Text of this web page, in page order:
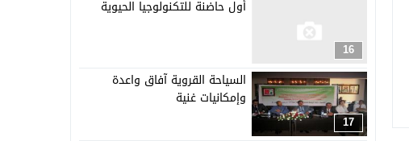
16
أول حاضنة للتكنولوجيا الحيوية
17
السياحة القروية آفاق واعدة
وإمكانيات غنية